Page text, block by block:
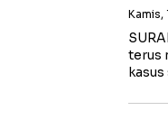
Kamis,
terus